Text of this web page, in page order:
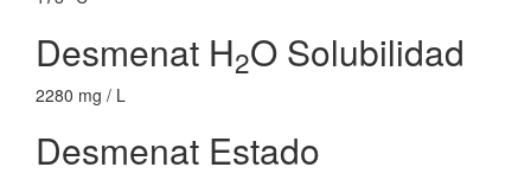
Desmenat H2O Solubilidad
2280 mg / L
Desmenat Estado